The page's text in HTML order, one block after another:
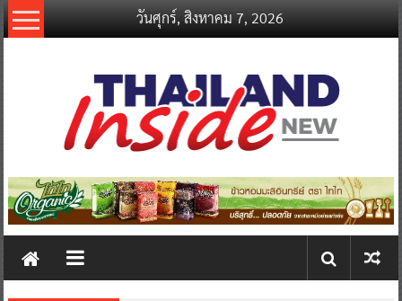
Skip
to
วันศุกร์, สิงหาคม 7, 2026
thailandinsidenew.com
Thailand
New